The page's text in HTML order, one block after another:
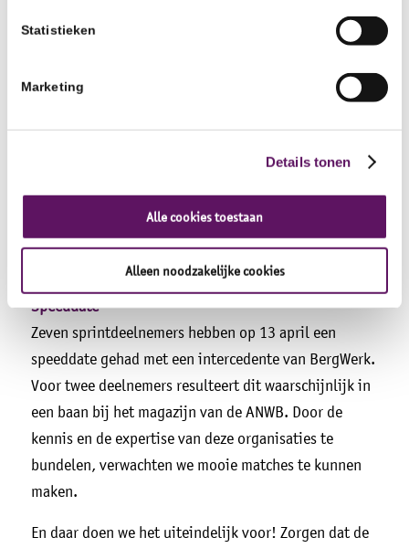
Statistieken
Marketing
Details tonen
Alle cookies toestaan
Alleen noodzakelijke cookies
accountmanagers in gesprek met uitzendbureaus
BergWerk, Actief Werkt! en Axxent uit onze regio. Er
is een groot tekort aan personeel. Daarentegen zijn er
hoe we de juiste match kunnen maken tussen de vele
vacatures en de kandidaten die bij Inclusief Groep
een traject volgen en op zoek zijn naar een baan.
Speeddate
Zeven sprintdeelnemers hebben op 13 april een
speeddate gehad met een intercedente van BergWerk.
Voor twee deelnemers resulteert dit waarschijnlijk in
een baan bij het magazijn van de ANWB. Door de
kennis en de expertise van deze organisaties te
bundelen, verwachten we mooie matches te kunnen
maken.
En daar doen we het uiteindelijk voor! Zorgen dat de